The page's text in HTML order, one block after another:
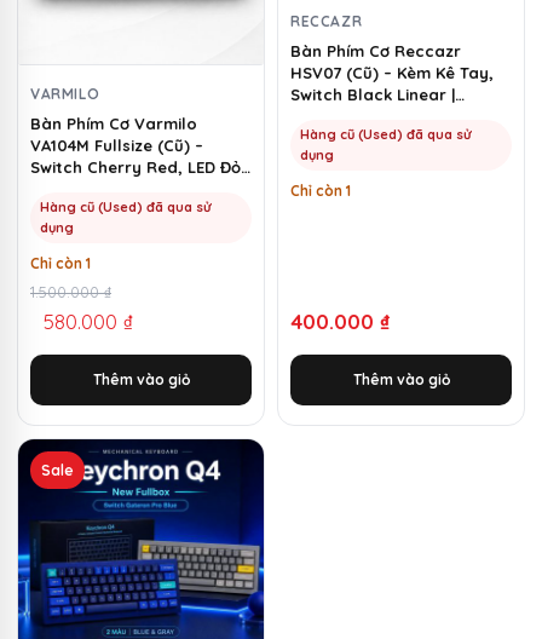
VARMILO
Bàn Phím Cơ Varmilo
VA104M Fullsize (Cũ) –
Switch Cherry Red, LED Đỏ |
Hàng cũ (Used) đã qua sử
dụng
Chỉ còn 1
1.500.000₫
Giá
gốc
là:
1.500.000 ₫.
580.000 ₫
Giá
hiện
tại
là:
580.000 ₫.
Thêm vào giỏ
RECCAZR
Bàn Phím Cơ Reccazr
HSV07 (Cũ) – Kèm Kê Tay,
Switch Black Linear |
Hàng cũ (Used) đã qua sử
dụng
Chỉ còn 1
400.000 ₫
Thêm vào giỏ
Sale
Sản
phẩm
có
nhiều
biến
thể.